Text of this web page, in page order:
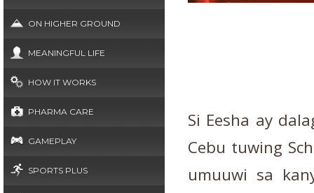
ON HIGHER GROUND
MEANINGFUL LIFE
HOW IT WORKS
PHARMA CARE
GAMEPLAY
SPORTS PLUS
Si Eesha ay
Cebu tuwing
umuuwi sa